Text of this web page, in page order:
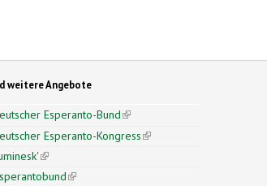
weitere Angebote
Esperanto-Bund(link is external)
Esperanto-Kongress(link is external)
(link is external)
(link is external)